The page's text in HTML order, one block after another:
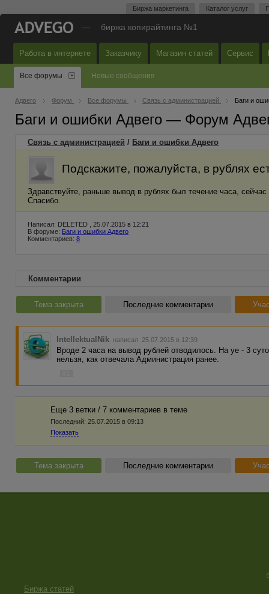
Биржа маркетинга Каталог услуг
— биржа копирайтинга №1
Работа в интернете Заказчику Магазин статей Сервис
Все форумы Новые сообщения
Адвего Форум Все форумы Связь с администрацией Баги и
Баги и ошибки Адвего — Форум
Связь с администрацией / Баги и ошибки Адвего
Подскажите, пожалуйста, в рублях
Здравствуйте, раньше вывод в рублях был течение часа,
Спасибо.
Написал: DELETED , 25.07.2015 в 12:21
В форуме: Баги и ошибки Адвего
Комментариев: 8
Комментарии
Тема закрыта Последние комментарии
IntellektualNik написал 25.07.2015 в 12:39
Вроде 2 часа на вывод рублей отводилось. На уе - 3
нельзя, как отвечала Администрация ранее.
Еще 3 ветки / 7 комментариев в темe
Последний: 25.07.2015 в 09:13
Показать
Тема закрыта Последние комментарии
Биржа статей